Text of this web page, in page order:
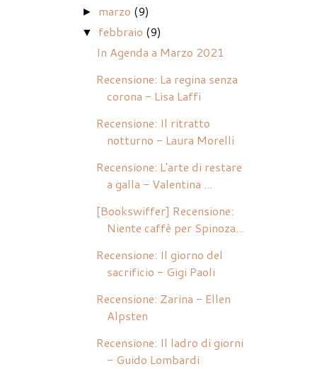
► marzo (9)
▼ febbraio (9)
In Agenda a Marzo 2021
Recensione: La regina senza
corona - Lisa Laffi
Recensione: Il ritratto
notturno - Laura Morelli
Recensione: L'arte di restare
a galla - Valentina ...
[Bookswiffer] Recensione:
Niente caffè per Spinoza...
Recensione: Il giorno del
sacrificio - Gigi Paoli
Recensione: Zarina - Ellen
Alpsten
Recensione: Il ladro di giorni
- Guido Lombardi